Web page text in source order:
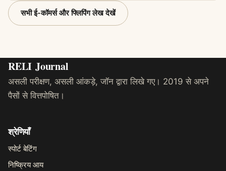
सभी ई-कॉमर्स और फ्लिपिंग लेख देखें
RELI Journal
असली परीक्षण, असली आंकड़े, जॉन द्वारा लिखे गए। 2019 से अपने
पैसों से वित्तपोषित।
श्रेणियाँ
स्पोर्ट बेटिंग
निष्क्रिय आय